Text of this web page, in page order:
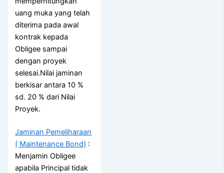
uang muka yang telah
diterima pada awal
kontrak kepada
Obligee sampai
dengan proyek
selesai.Nilai jaminan
berkisar antara 10 %
sd. 20 % dari Nilai
Proyek.
Jaminan Pemeliharaan
( Maintenance Bond) :
Menjamin Obligee
apabila Principal tidak